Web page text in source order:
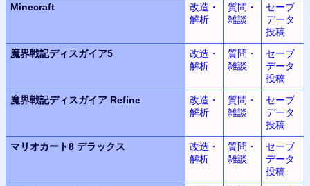
Minecraft
改造・
解析
質問・
雑談
セーブ
データ
投稿
魔界戦記ディスガイア5
改造・
解析
質問・
雑談
セーブ
データ
投稿
魔界戦記ディスガイア Refine
改造・
解析
質問・
雑談
セーブ
データ
投稿
マリオカート8 デラックス
改造・
解析
質問・
雑談
セーブ
データ
投稿